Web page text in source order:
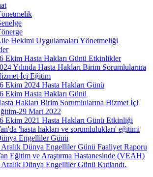
Hekimi Uygulamaları Yönetmeliği
Ekim Hasta Hakları Günü Etkinlikler
Yılında Hasta Hakları Birim Sorumlularına
İçi Eğitim
Ekim 2024 Hasta Hakları Günü
Ekim Hasta Hakları Günü
Hakları Birim Sorumlularına Hizmet İçi
29 Mart 2022
Ekim 2021 Hasta Hakları Günü Etkinliği
'hasta hakları ve sorumlulukları' eğitimi
Engelliler Günü
Aralık Dünya Engelliler Günü Faaliyet Raporu
Eğitim ve Araştırma Hastanesinde (VEAH)
Aralık Dünya Engelliler Günü Kutlandı.